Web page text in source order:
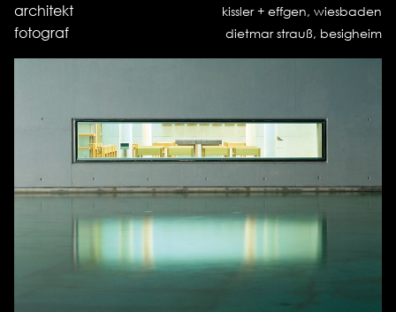
architekt kissler + effgen, wiesbaden
fotograf dietmar strauß, besigheim